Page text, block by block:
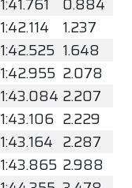
1:41.761
0.884
1:42.114
1.237
1:42.525 1.648
1:42.955 2.078
1:43.084 2.207
1:43.106 2.229
1:43.164 2.287
1:43.865 2.988